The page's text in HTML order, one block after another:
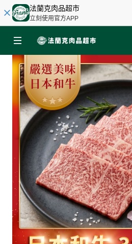
法蘭克肉品超市
立刻使用官方APP